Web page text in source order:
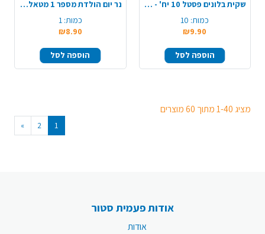
שקית בלונים פסטל 10 יח' - כחול
כמות: 10
₪9.90
הוספה לסל
נר יום הולדת מספר 1 מטאלי גדול - זהב
כמות: 1
₪8.90
הוספה לסל
מציג 1-40 מתוך 60 מוצרים
1
2
»
אודות פעמית סטור
אודות